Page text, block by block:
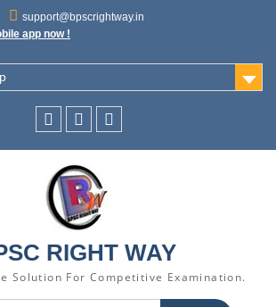
support@bpscrightway.in
app now !
RIGHT WAY
Solution For Competitive Examination.